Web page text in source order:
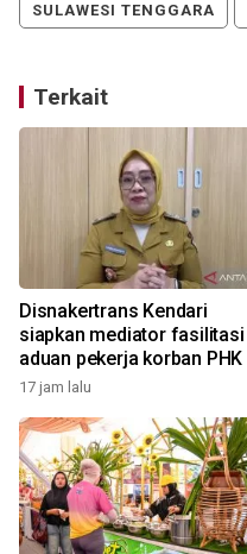
SULAWESI TENGGARA
Terkait
Disnakertrans Kendari
siapkan mediator fasilitasi
aduan pekerja korban PHK
17 jam lalu